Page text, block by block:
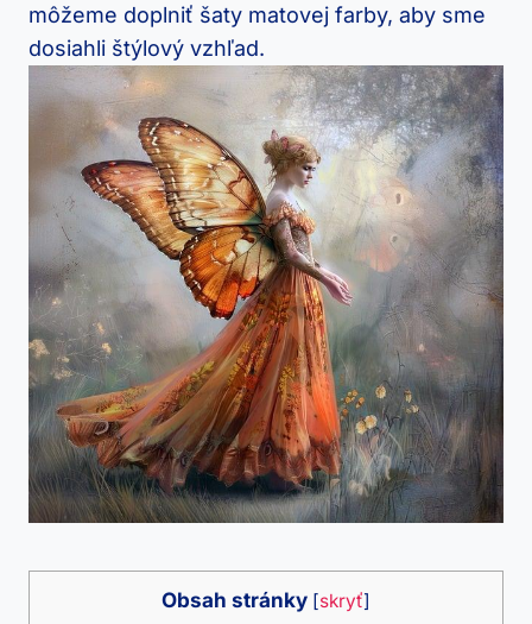
môžeme doplniť šaty matovej farby, aby sme
dosiahli štýlový vzhľad.
Obsah stránky [skryť]